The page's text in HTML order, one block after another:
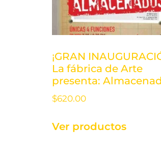
¡GRAN
La fábrica de Arte
presenta:
$620.00
Ver productos